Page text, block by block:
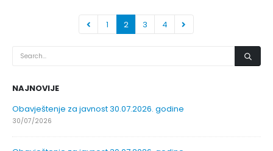
1 2 3 4
NAJNOVIJE
Obavještenje za javnost 30.07.2026. godine
30/07/2026